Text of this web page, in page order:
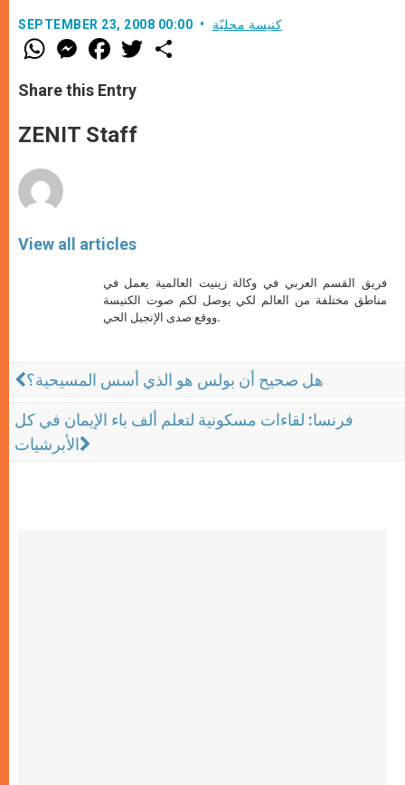
SEPTEMBER 23, 2008 00:00 كنيسة محليّة
W
h
t
s
p
p
M
e
s
e
g
e
F
a
e
b
o
k
w
Share this Entry
ZENIT Staff
View all articles
فريق القسم العربي في وكالة زينيت العالمية يعمل في
مناطق مختلفة من العالم لكي يوصل لكم صوت الكنيسة
ووقع صدى الإنجيل الحي.
هل صحيح أن بولس هو الذي أسس المسيحية؟
فرنسا: لقاءات مسكونية لتعلم ألف باء الإيمان في كل
الأبرشيات